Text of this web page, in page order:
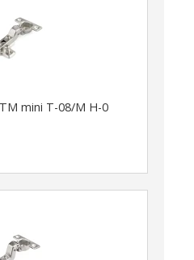
mini T-08/M H-0